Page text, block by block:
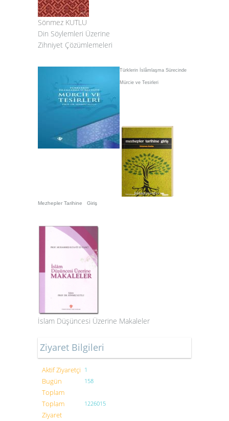
Sönmez KUTLU
Din Söylemleri Üzerine
Zihniyet Çözümlemeleri
Türklerin İslâmlaşma Sürecinde
Mürcie ve Tesirleri
Mezhepler Tarihine Giriş
İslam Düşüncesi Üzerine Makaleler
Ziyaret Bilgileri
Aktif Ziyaretçi 1
Bugün
Toplam
158
Toplam
Ziyaret
1226015